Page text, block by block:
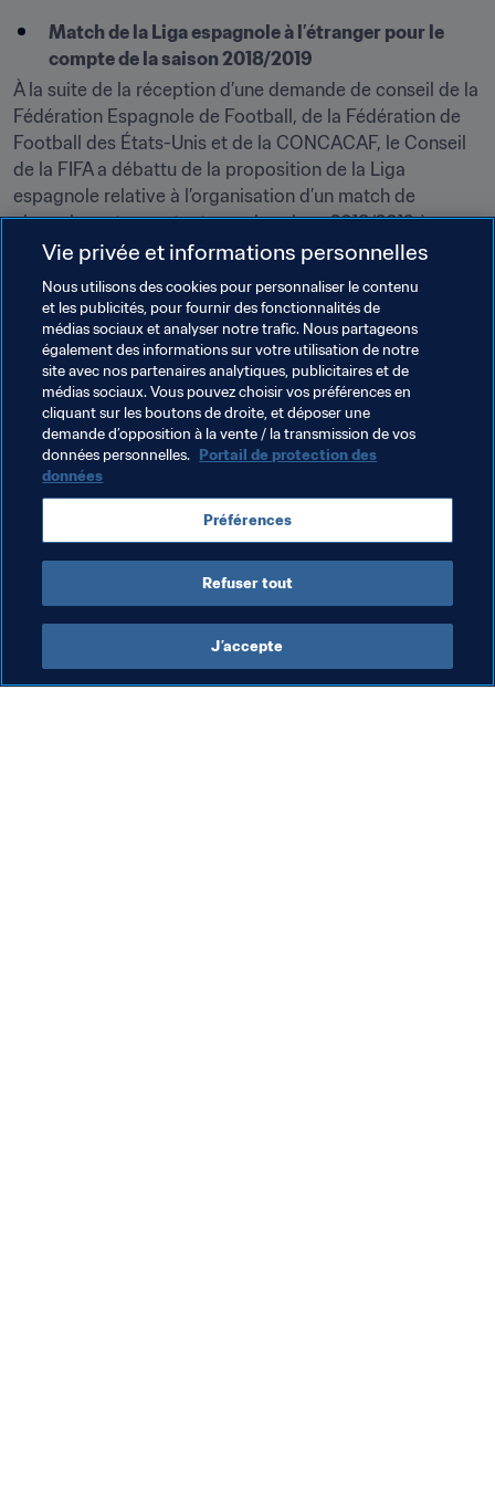
Match de la Liga espagnole à l’étranger pour le
compte de la saison 2018/2019
À la suite de la réception d’une demande de conseil de la
Fédération Espagnole de Football, de la Fédération de
Football des États-Unis et de la CONCACAF, le Conseil
de la FIFA a débattu de la proposition de la Liga
espagnole relative à l’organisation d’un match de
championnat comptant pour la saison 2018/2019 à
Miami.
Suivant l’avis exprimé par la Commission des Acteurs du
Football, le Conseil de la FIFA a fait valoir que tout match
de championnat doit être disputé sur le territoire de
l’association membre concernée.
Thèmes en lien
Organisation Organisation Conseil de la FIFA
Coupe du Monde de Futsal de la FIFA, Lituanie 2021
Vie privée et informations personnelles
Nous utilisons des cookies pour personnaliser le contenu
et les publicités, pour fournir des fonctionnalités de
médias sociaux et analyser notre trafic. Nous partageons
également des informations sur votre utilisation de notre
site avec nos partenaires analytiques, publicitaires et de
médias sociaux. Vous pouvez choisir vos préférences en
cliquant sur les boutons de droite, et déposer une
demande d’opposition à la vente / la transmission de vos
données personnelles. Portail de protection des
données
Préférences
Refuser tout
J’accepte